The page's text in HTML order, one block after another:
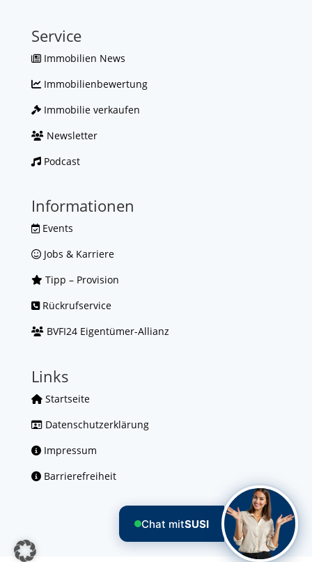
Service
Immobilien News
Immobilienbewertung
Immobilie verkaufen
Newsletter
Podcast
Informationen
Events
Jobs & Karriere
Tipp – Provision
Rückrufservice
BVFI24 Eigentümer-Allianz
Links
Startseite
Datenschutzerklärung
Impressum
Barrierefreiheit
Chat mitSUSI